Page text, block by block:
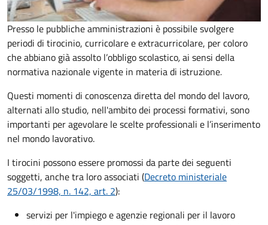
Presso le pubbliche amministrazioni è possibile svolgere
periodi di tirocinio, curricolare e extracurricolare, per coloro
che abbiano già assolto l’obbligo scolastico,ai sensi della
normativa nazionale vigente in materia di istruzione.
Questi momenti di conoscenza diretta del mondo del lavoro,
alternati allo studio, nell'ambito dei processi formativi, sono
importanti per agevolare le scelte professionali e l’inserimento
nel mondo lavorativo.
I tirocini possono essere promossi da parte dei seguenti
soggetti, anche tra loro associati (Decreto ministeriale
25/03/1998, n. 142, art. 2):
servizi per l'impiego e agenzie regionali per il lavoro